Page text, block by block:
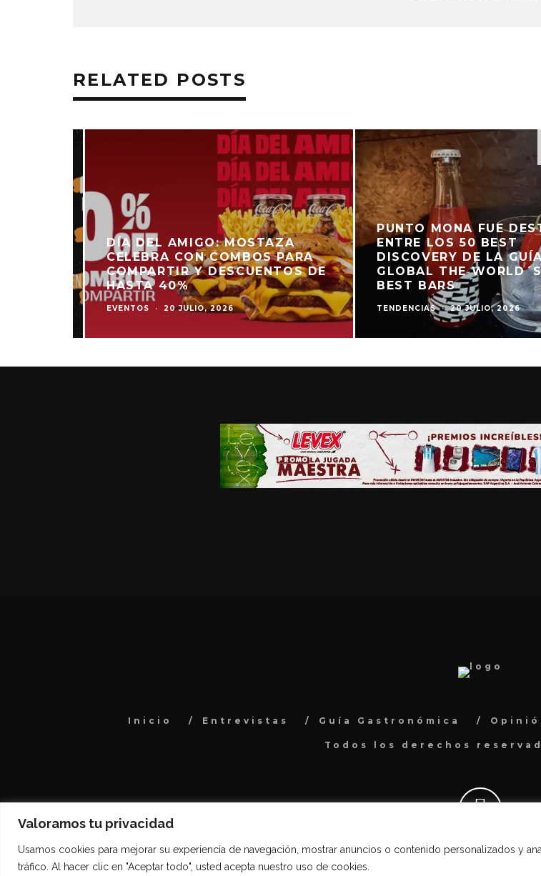
Valoramos tu privacidad
Usamos cookies para mejorar su experiencia de navegación, mostrar anuncios o contenido personalizados y
tráfico. Al hacer clic en "Aceptar todo", usted acepta nuestro uso de cookies.
RELATED POSTS
DÍA DEL AMIGO: MOSTAZA
CELEBRA CON COMBOS PARA
COMPARTIR Y DESCUENTOS DE
HASTA 40%
EVENTOS · 20 JULIO, 2026
PUNTO MONA FUE
ENTRE LOS 50 BEST
DISCOVERY DE LA GUÍA
GLOBAL THE WORLD´S
BEST BARS
TENDENCIAS · 20 JULIO, 2026
Inicio Entrevistas Guía Gastronómica
Todos los derechos